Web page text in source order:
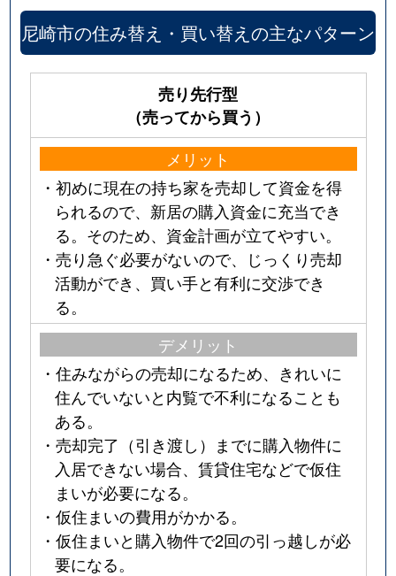
尼崎市の住み替え・買い替えの主なパターン
売り先行型
（売ってから買う）
メリット
・初めに現在の持ち家を売却して資金を得
られるので、新居の購入資金に充当でき
る。そのため、資金計画が立てやすい。
・売り急ぐ必要がないので、じっくり売却
活動ができ、買い手と有利に交渉でき
る。
デメリット
・住みながらの売却になるため、きれいに
住んでいないと内覧で不利になることも
ある。
・売却完了（引き渡し）までに購入物件に
入居できない場合、賃貸住宅などで仮住
まいが必要になる。
・仮住まいの費用がかかる。
・仮住まいと購入物件で2回の引っ越しが必
要になる。